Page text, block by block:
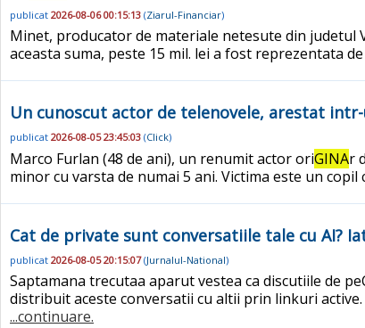
publicat 2026-08-06 00:15:13 (Ziarul-Financiar)
Minet, producator de materiale netesute din judetul
aceasta suma, peste 15 mil. lei a fost reprezentata
Un cunoscut actor de telenovele, arestat
publicat 2026-08-05 23:45:03 (Click)
Marco Furlan (48 de ani), un renumit actor oriGINAr
minor cu varsta de numai 5 ani. Victima este un copil
Cat de private sunt conversatiile tale cu AI?
publicat 2026-08-05 20:15:07(Jurnalul-National)
Saptamana trecutaa aparut vestea ca discutiile de
distribuit aceste conversatii cu altii prin linkuri
...continuare.